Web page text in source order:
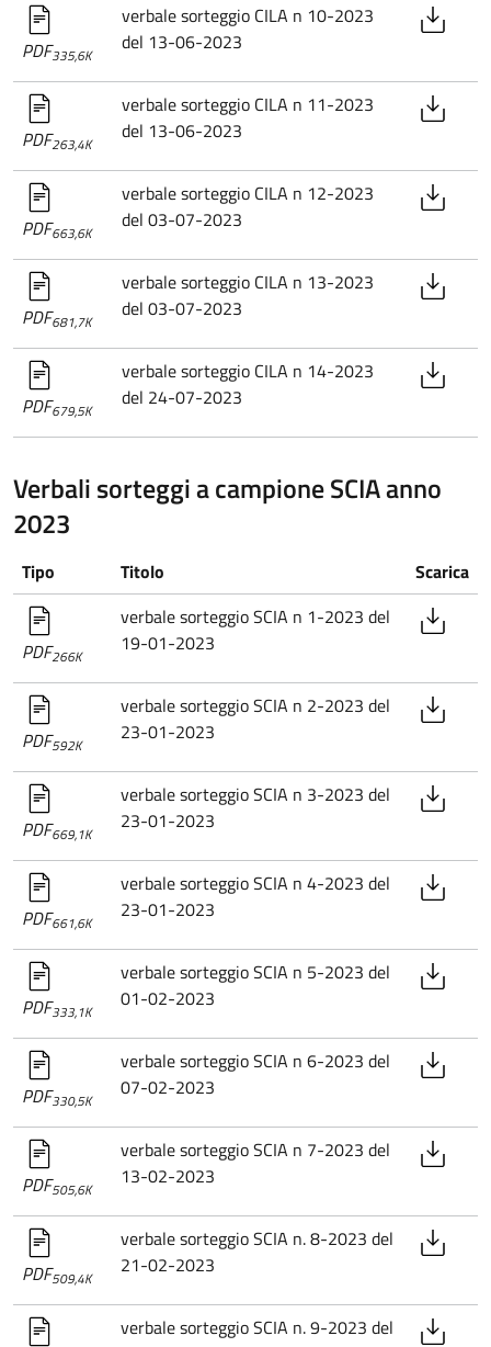
PDF335,6K
verbale sorteggio CILA n 10-2023
del 13-06-2023
PDF263,4K
verbale sorteggio CILA n 11-2023
del 13-06-2023
PDF663,6K
verbale sorteggio CILA n 12-2023
del 03-07-2023
PDF681,7K
verbale sorteggio CILA n 13-2023
del 03-07-2023
PDF679,5K
verbale sorteggio CILA n 14-2023
del 24-07-2023
Verbali sorteggi a campione SCIA anno
2023
Tipo Titolo Scarica
PDF266K
verbale sorteggio SCIA n 1-2023 del
19-01-2023
PDF592K
verbale sorteggio SCIA n 2-2023 del
23-01-2023
PDF669,1K
verbale sorteggio SCIA n 3-2023 del
23-01-2023
PDF661,6K
verbale sorteggio SCIA n 4-2023 del
23-01-2023
PDF333,1K
verbale sorteggio SCIA n 5-2023 del
01-02-2023
PDF330,5K
verbale sorteggio SCIA n 6-2023 del
07-02-2023
PDF505,6K
verbale sorteggio SCIA n 7-2023 del
13-02-2023
PDF509,4K
verbale sorteggio SCIA n. 8-2023 del
21-02-2023
verbale sorteggio SCIA n. 9-2023 del